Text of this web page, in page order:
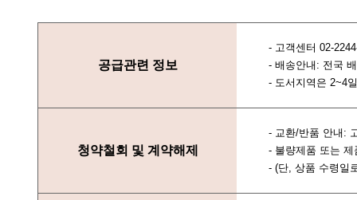
공급관련 정보
- 고객센터 02-
- 배송안내: 전국
- 도서지역은 2~4
청약철회 및 계약해제
- 교환/반품 안내:
- 불량제품 또는
- (단, 상품 수령일